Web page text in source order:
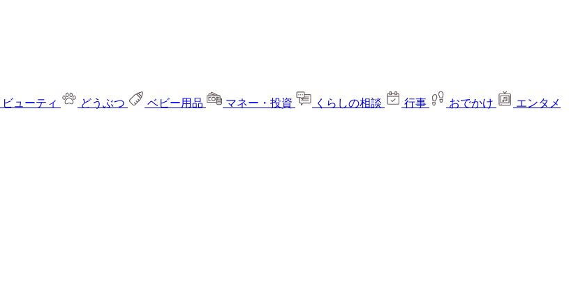
ビューティ どうぶつ ベビー用品 マネー・投資 くらしの相談 行事 おでかけ
エンタメ